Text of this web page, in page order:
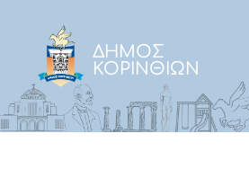
ΔΗΜΟΣ
ΚΟΡΙΝΘΙΩΝ